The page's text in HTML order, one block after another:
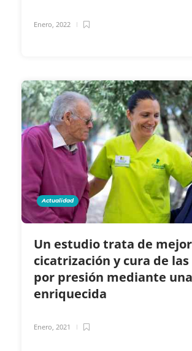
Enero, 2022
Actualidad
Un estudio trata de
cicatrización y cura de
por presión mediante
enriquecida
Enero, 2021